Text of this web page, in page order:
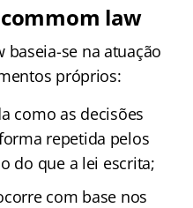
law
se na atuação
próprios:
como as decisões
repetida pelos
do que a lei escrita;
com base nos